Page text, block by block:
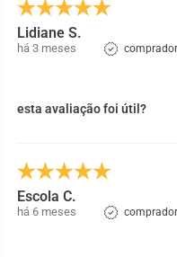
Lidiane S.
há 3 meses
esta avaliação foi útil?
Escola C.
há 6 meses